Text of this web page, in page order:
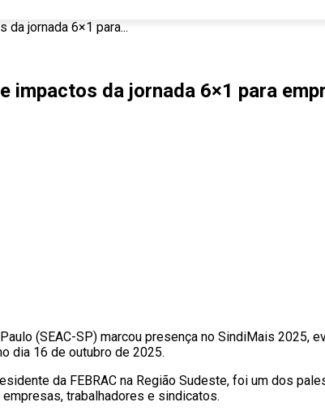
jornada 6×1 para...
impactos da jornada 6×1 para
(SEAC-SP) marcou presença no SindiMais 2025,
dia 16 de outubro de 2025.
da FEBRAC na Região Sudeste, foi um dos
trabalhadores e sindicatos.